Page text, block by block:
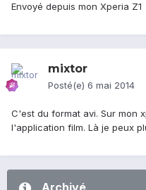
Envoyé depuis mon Xperia Z1
mixtor
Posté(e) 6 mai 2014
C'est du format avi. Sur mon
l'application film. Là je peux